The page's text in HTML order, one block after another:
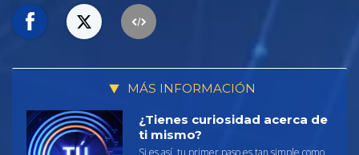
MÁS INFORMACIÓN
¿Tienes curiosidad acerca de
ti mismo?
Si es así, tu primer paso es tan simple como